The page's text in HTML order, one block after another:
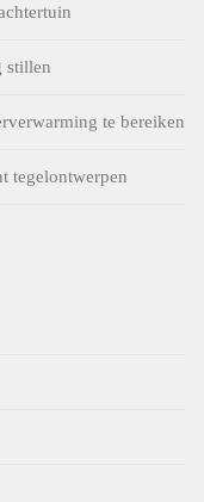
stillen
te bereiken
tegelontwerpen